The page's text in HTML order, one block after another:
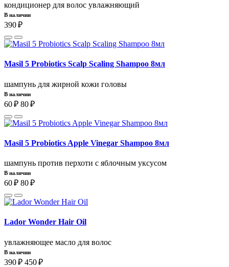
кондиционер для волос увлажняющий
В наличии
390 ₽
Masil 5 Probiotics Scalp Scaling Shampoo 8мл
шампунь для жирной кожи головы
В наличии
60 ₽ 80 ₽
Masil 5 Probiotics Apple Vinegar Shampoo 8мл
шампунь против перхоти с яблочным уксусом
В наличии
60 ₽ 80 ₽
Lador Wonder Hair Oil
увлажняющее масло для волос
В наличии
390 ₽ 450 ₽